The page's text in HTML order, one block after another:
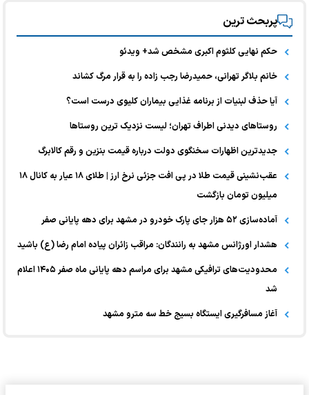
پربحث ترین
حکم نهایی کلثوم اکبری مشخص شد+ ویدئو
خانم بلاگر تهرانی، حمیدرضا رجب زاده را به قرار مرگ کشاند
آیا حذف لبنیات از برنامه غذایی بیماران کلیوی درست است؟
روستاهای دیدنی اطراف تهران؛ لیست نزدیک ترین روستاها
جدیدترین اظهارات سخنگوی دولت درباره قیمت بنزین و رقم کالابرگ
عقب‌نشینی قیمت طلا در پی افت جزئی نرخ ارز | طلای ۱۸ عیار به کانال ۱۸
میلیون تومان بازگشت
آماده‌سازی ۵۲ هزار جای پارک خودرو در مشهد برای دهه پایانی صفر
هشدار اورژانس مشهد به رانندگان: مراقب زائران پیاده امام رضا (ع) باشید
محدودیت‌های ترافیکی مشهد برای مراسم دهه پایانی ماه صفر ۱۴۰۵ اعلام
شد
آغاز مسافرگیری ایستگاه بسیج خط سه مترو مشهد